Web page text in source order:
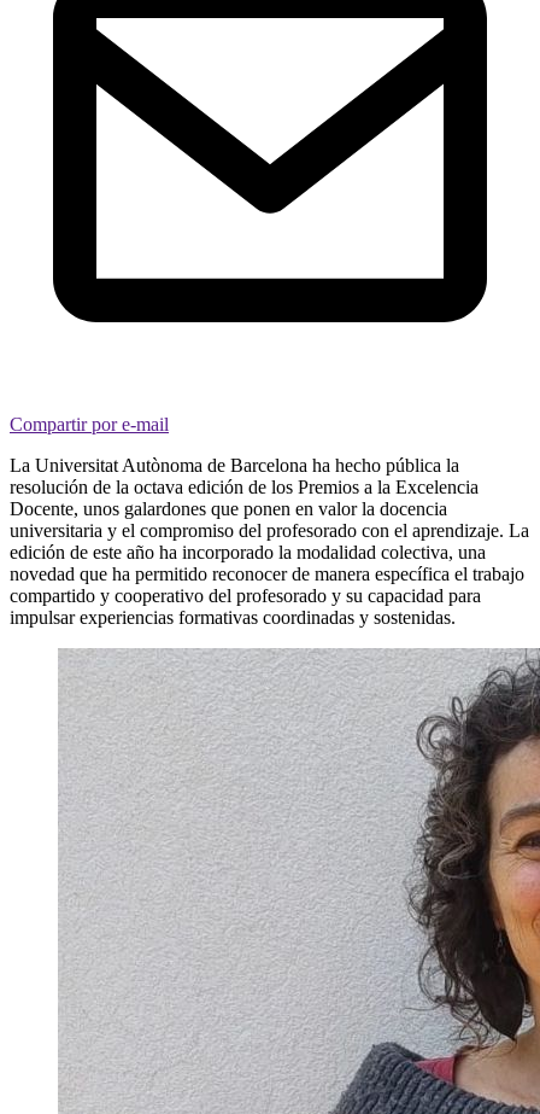
Compartir por e-mail
La Universitat Autònoma de Barcelona ha hecho pública la
resolución de la octava edición de los Premios a la Excelencia
Docente, unos galardones que ponen en valor la docencia
universitaria y el compromiso del profesorado con el aprendizaje. La
edición de este año ha incorporado la modalidad colectiva, una
novedad que ha permitido reconocer de manera específica el trabajo
compartido y cooperativo del profesorado y su capacidad para
impulsar experiencias formativas coordinadas y sostenidas.